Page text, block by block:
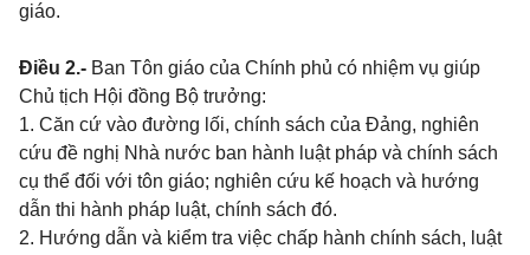
giáo.
Điều 2.- Ban Tôn giáo của Chính phủ có nhiệm vụ giúp
Chủ tịch Hội đồng Bộ trưởng:
1. Căn cứ vào đường lối, chính sách của Đảng, nghiên
cứu đề nghị Nhà nước ban hành luật pháp và chính sách
cụ thể đối với tôn giáo; nghiên cứu kế hoạch và hướng
dẫn thi hành pháp luật, chính sách đó.
2. Hướng dẫn và kiểm tra việc chấp hành chính sách, luật